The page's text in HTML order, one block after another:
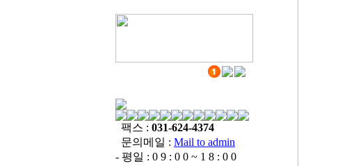
팩스 : 031-624-4374
문의메일 : Mail to admin
- 평일 : 0 9 : 0 0 ~ 1 8 : 0 0